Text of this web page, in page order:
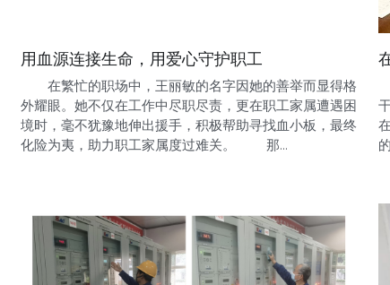
用血源连接生命，用爱心守护职工
在繁忙的职场中，王丽敏的名字因她的善举而显得格
外耀眼。她不仅在工作中尽职尽责，更在职工家属遭遇困
境时，毫不犹豫地伸出援手，积极帮助寻找血小板，最终
化险为夷，助力职工家属度过难关。 那...